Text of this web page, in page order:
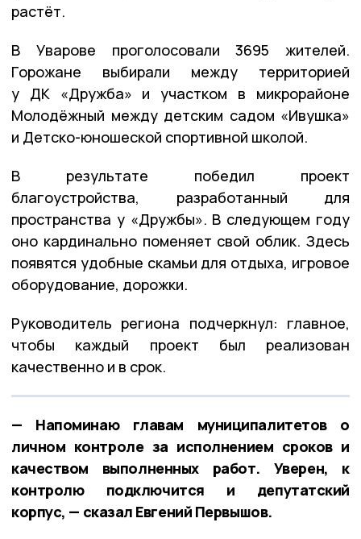
растёт.
В Уварове проголосовали 3695 жителей.
Горожане выбирали между территорией
у ДК «Дружба» и участком в микрорайоне
Молодёжный между детским садом «Ивушка»
и Детско-юношеской спортивной школой.
В результате победил проект
благоустройства, разработанный для
пространства у «Дружбы». В следующем году
оно кардинально поменяет свой облик. Здесь
появятся удобные скамьи для отдыха, игровое
оборудование, дорожки.
Руководитель региона подчеркнул: главное,
чтобы каждый проект был реализован
качественно и в срок.
— Напоминаю главам муниципалитетов о
личном контроле за исполнением сроков и
качеством выполненных работ. Уверен, к
контролю подключится и депутатский
корпус, — сказал Евгений Первышов.